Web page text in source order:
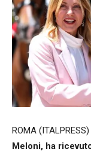
ROMA
Meloni, ha